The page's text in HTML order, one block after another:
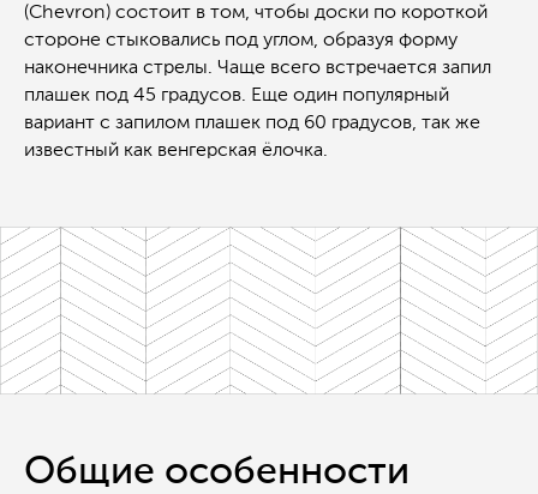
(Chevron) состоит в том, чтобы доски по короткой
стороне стыковались под углом, образуя форму
наконечника стрелы. Чаще всего встречается запил
плашек под 45 градусов. Еще один популярный
вариант с запилом плашек под 60 градусов, так же
известный как венгерская ёлочка.
Общие особенности